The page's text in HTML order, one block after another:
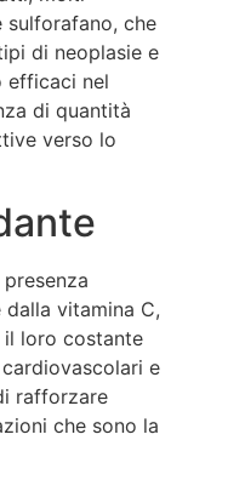
che
di neoplasie e
efficaci nel
di quantità
verso lo
dalla vitamina C,
loro costante
e
rafforzare
che sono la